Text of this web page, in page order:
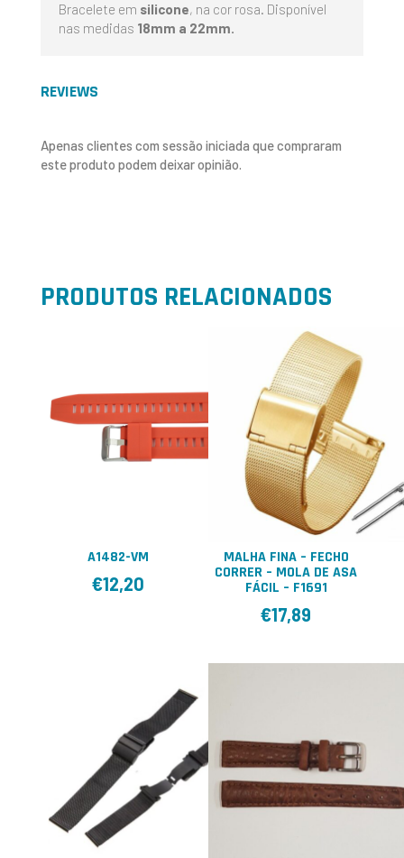
Bracelete em silicone, na cor rosa. Disponível
nas medidas 18mm a 22mm.
REVIEWS
Apenas clientes com sessão iniciada que compraram
este produto podem deixar opinião.
PRODUTOS RELACIONADOS
A1482-VM
€12,20
MALHA FINA – FECHO
CORRER – MOLA DE ASA
FÁCIL – F1691
€17,89